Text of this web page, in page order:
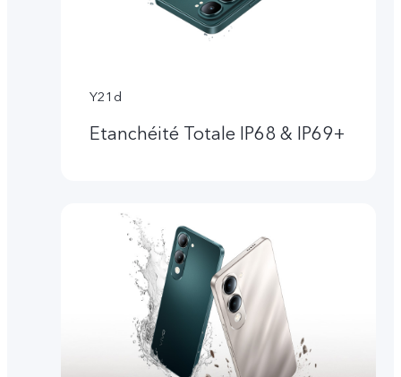
Y21d
Etanchéité Totale IP68 & IP69+